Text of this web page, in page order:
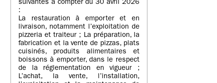
suivantes à compter du 30 avril 2026
:
La restauration à emporter et en
livraison, notamment l’exploitation de
pizzeria et traiteur ; La préparation, la
fabrication et la vente de pizzas, plats
cuisinés, produits alimentaires et
boissons à emporter, dans le respect
de la réglementation en vigueur ;
L’achat, la vente, l’installation,